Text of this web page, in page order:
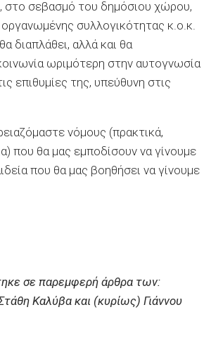
στο σεβασμό του δημόσιου χώρου,
συλλογικότητας κ.ο.κ.
διαπλάθει, αλλά και θα
ωριμότερη στην αυτογνωσία
επιθυμίες της, υπεύθυνη στις
νόμους (πρακτικά,
που θα μας εμποδίσουν να γίνουμε
που θα μας βοηθήσει να γίνουμε
σε παρεμφερή άρθρα των:
Καλύβα και (κυρίως) Γιάννου